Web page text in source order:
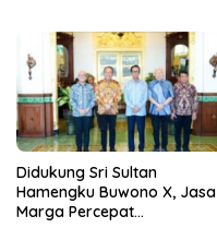
Didukung Sri Sultan
Hamengku Buwono X, Jasa
Marga Percepat